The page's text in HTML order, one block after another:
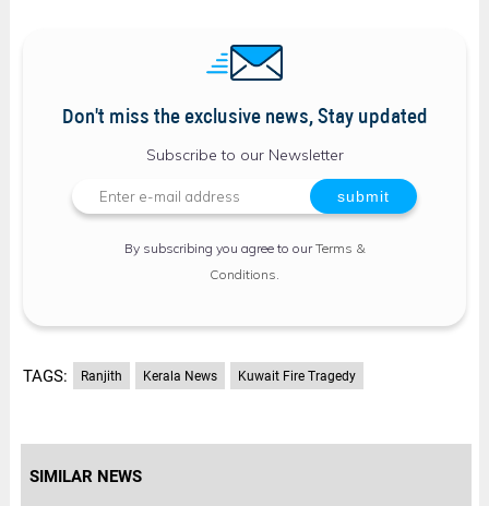
Don't miss the exclusive news, Stay updated
Subscribe to our Newsletter
By subscribing you agree to ourTerms &
Conditions
TAGS: Ranjith Kerala News Kuwait Fire Tragedy
SIMILAR NEWS